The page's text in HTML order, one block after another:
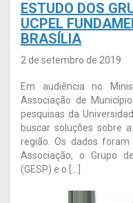
ESTUDO DOS
UCPEL
BRASÍLIA
2 de setembro de 2019
Em audiência no
Associação de
pesquisas da
buscar soluções sobre
região. Os dados
Associação, o Grupo
(GESP) e o […]